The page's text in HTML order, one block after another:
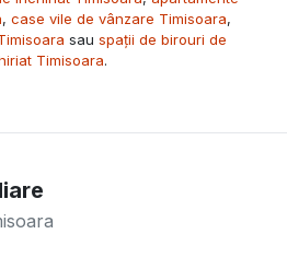
, case vile de vânzare Timisoara,
sau spații de birouri de
Timisoara.